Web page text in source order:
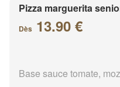
Pizza marguerita
Dès 13.90 €
Base sauce tomate,